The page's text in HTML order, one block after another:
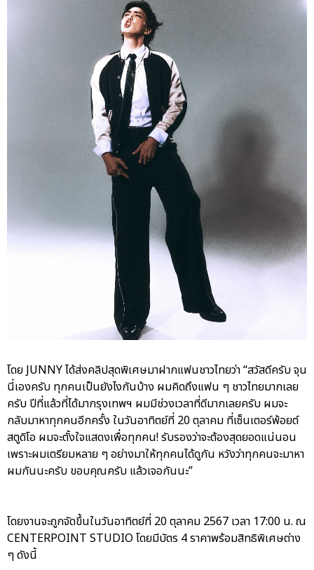
โดย JUNNY ได้ส่งคลิปสุดพิเศษมาฝากแฟนชาวไทยว่า “สวัสดีครับ จุน
นี่เองครับ ทุกคนเป็นยังไงกันบ้าง ผมคิดถึงแฟน ๆ ชาวไทยมากเลย
ครับ ปีที่แล้วที่ได้มากรุงเทพฯ ผมมีช่วงเวลาที่ดีมากเลยครับ ผมจะ
กลับมาหาทุกคนอีกครั้ง ในวันอาทิตย์ที่ 20 ตุลาคม ที่เซ็นเตอร์พ้อยต์
สตูดิโอ ผมจะตั้งใจแสดงเพื่อทุกคน! รับรองว่าจะต้องสุดยอดแน่นอน
เพราะผมเตรียมหลาย ๆ อย่างมาให้ทุกคนได้ดูกัน หวังว่าทุกคนจะมาหา
ผมกันนะครับ ขอบคุณครับ แล้วเจอกันนะ”
โดยงานจะถูกจัดขึ้นในวันอาทิตย์ที่ 20 ตุลาคม 2567 เวลา 17:00 น. ณ
CENTERPOINT STUDIO โดยมีบัตร 4 ราคาพร้อมสิทธิพิเศษต่าง
ๆ ดังนี้